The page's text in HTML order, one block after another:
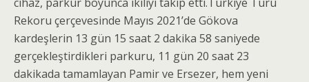
Rekoru çerçevesinde Mayıs 2021’de Gökova
kardeşlerin 13 gün 15 saat 2 dakika 58 saniyede
gerçekleştirdikleri parkuru, 11 gün 20 saat 23
dakikada tamamlayan Pamir ve Ersezer, hem yeni